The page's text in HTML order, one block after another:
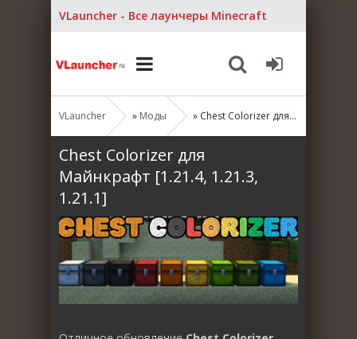
VLauncher - Все лаунчеры Minecraft
VLauncher » Моды » Chest Colorizer для Майнкрафт [1.21.4, 1.21.3, 1.21.1]
Chest Colorizer для
Майнкрафт [1.21.4, 1.21.3,
1.21.1]